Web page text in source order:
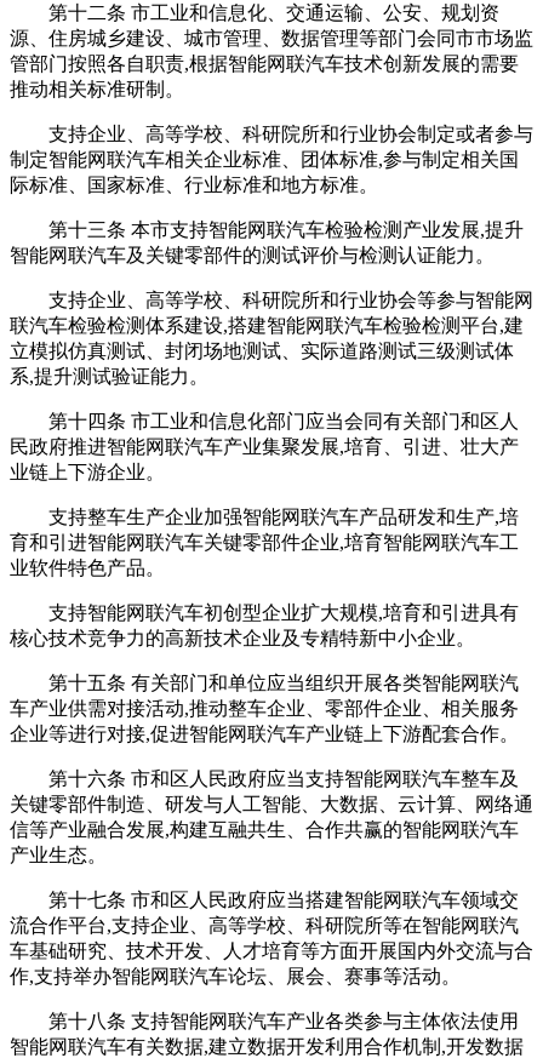
第十二条 市工业和信息化、交通运输、公安、规划资
源、住房城乡建设、城市管理、数据管理等部门会同市市场监
管部门按照各自职责,根据智能网联汽车技术创新发展的需要
推动相关标准研制。
支持企业、高等学校、科研院所和行业协会制定或者参与
制定智能网联汽车相关企业标准、团体标准,参与制定相关国
际标准、国家标准、行业标准和地方标准。
第十三条 本市支持智能网联汽车检验检测产业发展,提升
智能网联汽车及关键零部件的测试评价与检测认证能力。
支持企业、高等学校、科研院所和行业协会等参与智能网
联汽车检验检测体系建设,搭建智能网联汽车检验检测平台,建
立模拟仿真测试、封闭场地测试、实际道路测试三级测试体
系,提升测试验证能力。
第十四条 市工业和信息化部门应当会同有关部门和区人
民政府推进智能网联汽车产业集聚发展,培育、引进、壮大产
业链上下游企业。
支持整车生产企业加强智能网联汽车产品研发和生产,培
育和引进智能网联汽车关键零部件企业,培育智能网联汽车工
业软件特色产品。
支持智能网联汽车初创型企业扩大规模,培育和引进具有
核心技术竞争力的高新技术企业及专精特新中小企业。
第十五条 有关部门和单位应当组织开展各类智能网联汽
车产业供需对接活动,推动整车企业、零部件企业、相关服务
企业等进行对接,促进智能网联汽车产业链上下游配套合作。
第十六条 市和区人民政府应当支持智能网联汽车整车及
关键零部件制造、研发与人工智能、大数据、云计算、网络通
信等产业融合发展,构建互融共生、合作共赢的智能网联汽车
产业生态。
第十七条 市和区人民政府应当搭建智能网联汽车领域交
流合作平台,支持企业、高等学校、科研院所等在智能网联汽
车基础研究、技术开发、人才培育等方面开展国内外交流与合
作,支持举办智能网联汽车论坛、展会、赛事等活动。
第十八条 支持智能网联汽车产业各类参与主体依法使用
智能网联汽车有关数据,建立数据开发利用合作机制,开发数据